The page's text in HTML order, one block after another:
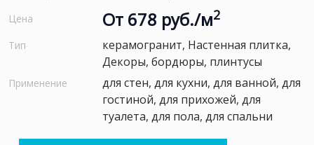
Цена От 678 руб./м2
Тип
керамогранит, Настенная плитка,
Декоры, бордюры, плинтусы
Применение
для стен, для кухни, для ванной, для
гостиной, для прихожей, для
туалета, для пола, для спальни